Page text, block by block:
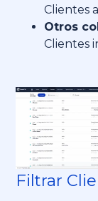
Clientes
Otros
Clientes
Filtrar